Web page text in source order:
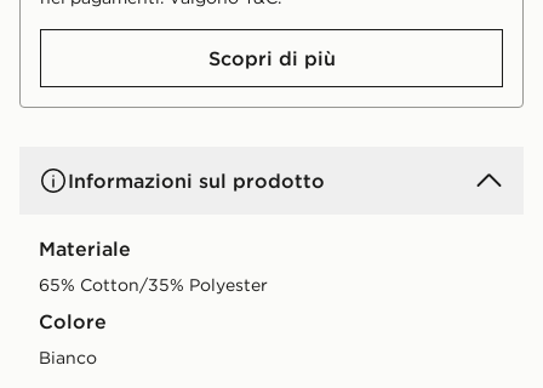
Scopri di più
Informazioni sul prodotto
Materiale
65% Cotton/35% Polyester
Colore
bianco